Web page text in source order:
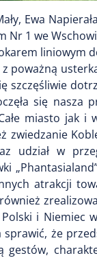
Ewa
Nr 1 we
liniowym
poważną
szczęśliwie
się nasza
miasto jak
udział w
atrakcji
i Niemiec
że